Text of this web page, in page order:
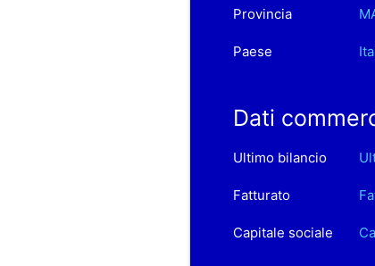
Provincia
Paese
Dati
Ultimo bilancio
Fatturato
Capitale sociale